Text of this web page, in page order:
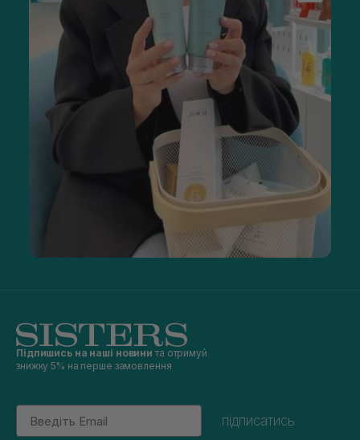
Підпишись на наші новини та отримуй
знижку 5% на перше замовлення
Email
підписатись